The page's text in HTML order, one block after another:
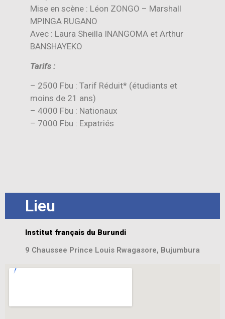
Mise en scène : Léon ZONGO – Marshall
MPINGA RUGANO
Avec : Laura Sheilla INANGOMA et Arthur
BANSHAYEKO
Tarifs :
– 2500 Fbu : Tarif Réduit* (étudiants et
moins de 21 ans)
– 4000 Fbu : Nationaux
– 7000 Fbu : Expatriés
Lieu
Institut français du Burundi
9 Chaussee Prince Louis Rwagasore, Bujumbura